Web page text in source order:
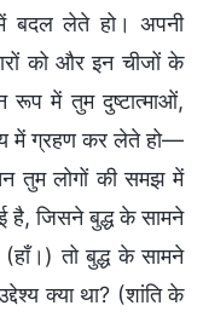
में बदल लेते हो। अपनी
को और इन चीजों के
में तुम दुष्टात्माओं,
में ग्रहण कर लेते हो—
तुम लोगों की समझ में
है, जिसने बुद्ध के सामने
तो बुद्ध के सामने
क्या था? (शांति के